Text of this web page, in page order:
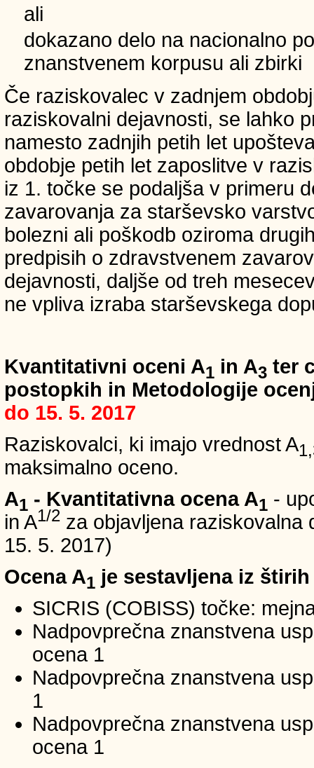
ali
dokazano delo na nacionalno
znanstvenem korpusu ali zbirki
Če raziskovalec v zadnjem
raziskovalni dejavnosti, se lahko
namesto zadnjih petih let
obdobje petih let zaposlitve v
iz 1. točke se podaljša v primeru
zavarovanja za starševsko
bolezni ali poškodb oziroma
predpisih o zdravstvenem
dejavnosti, daljše od treh
ne vpliva izraba starševskega
Kvantitativni oceni A1 in A3 ter
postopkih in Metodologije
do 15. 5. 2017
Raziskovalci, ki imajo vrednost A
maksimalno oceno.
A1 - Kvantitativna ocena A1 -
in A1/2 za objavljena raziskovalna
15. 5. 2017)
Ocena A1 je sestavljena iz
SICRIS (COBISS) točke:
Nadpovprečna znanstvena
ocena 1
Nadpovprečna znanstvena
1
Nadpovprečna znanstvena
ocena 1